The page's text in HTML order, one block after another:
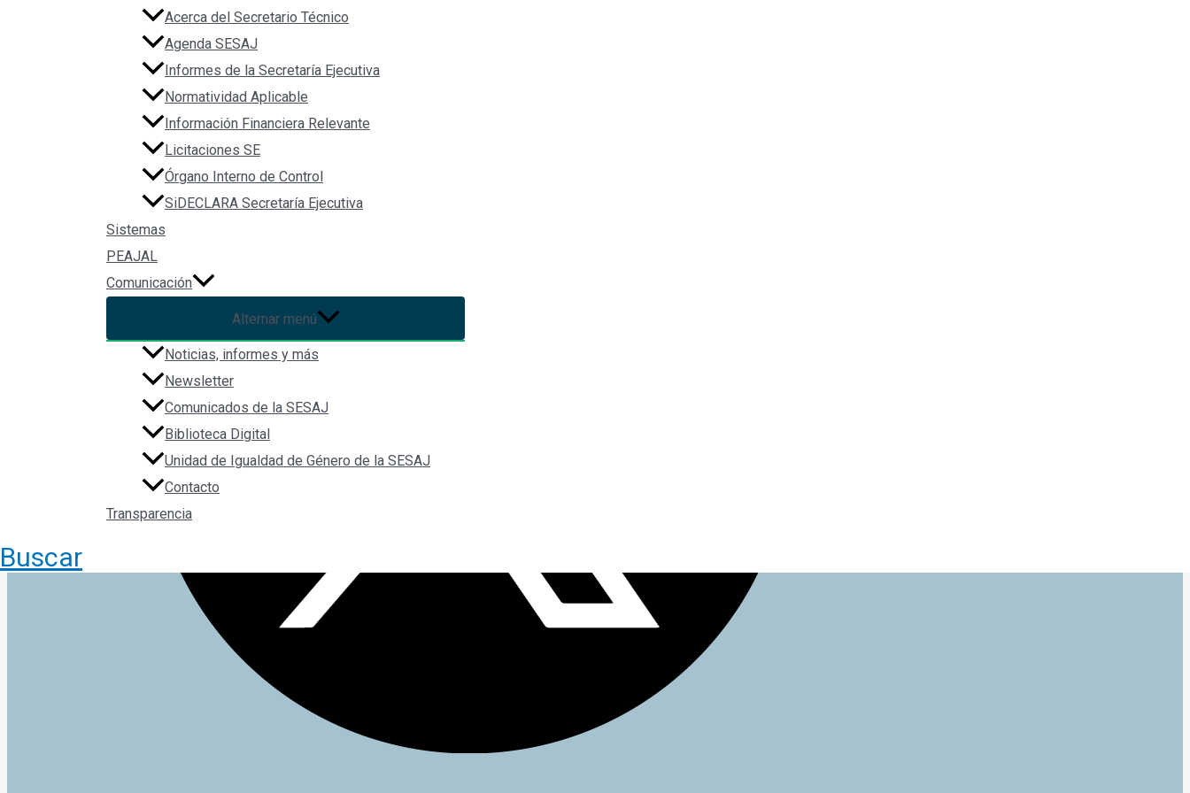
Acerca del Secretario Técnico
Agenda SESAJ
Informes de la Secretaría Ejecutiva
Normatividad Aplicable
Información Financiera Relevante
Licitaciones SE
Órgano Interno de Control
SiDECLARA Secretaría Ejecutiva
Sistemas
PEAJAL
Comunicación
Alternar menú
Noticias, informes y más
Newsletter
Comunicados de la SESAJ
Biblioteca Digital
Unidad de Igualdad de Género de la SESAJ
Contacto
Transparencia
Buscar